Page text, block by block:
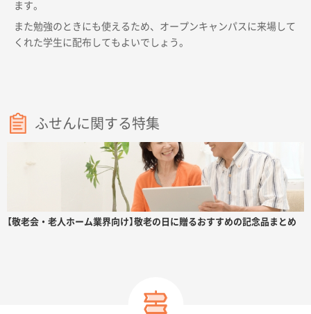
ます。
また勉強のときにも使えるため、オープンキャンパスに来場して
くれた学生に配布してもよいでしょう。
ふせんに関する特集
【敬老会・老人ホーム業界向け】敬老の日に贈るおすすめの記念品まとめ